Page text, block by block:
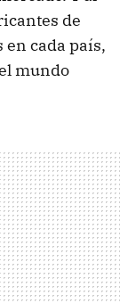
de
en cada país,
mundo